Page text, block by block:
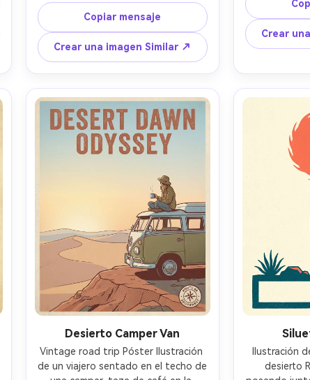
suave de la mañana, rayas de globo
simplificadas, nubes mínimas, paleta
pastel cálida, grano de serigrafía,
fuerte espacio negativo para el
nombre del destino y la línea de
fecha, lente de 85 mm, profundidad
de campo poco profunda-AR 4:5
Copiar mensaje
Crear una imagen Similar ↗
formas
azul contra
de papel
atrevido
Crear
Desierto Camper Van
Vintage road trip Póster Ilustración
de un viajero sentado en el techo de
Ilustración
desierto